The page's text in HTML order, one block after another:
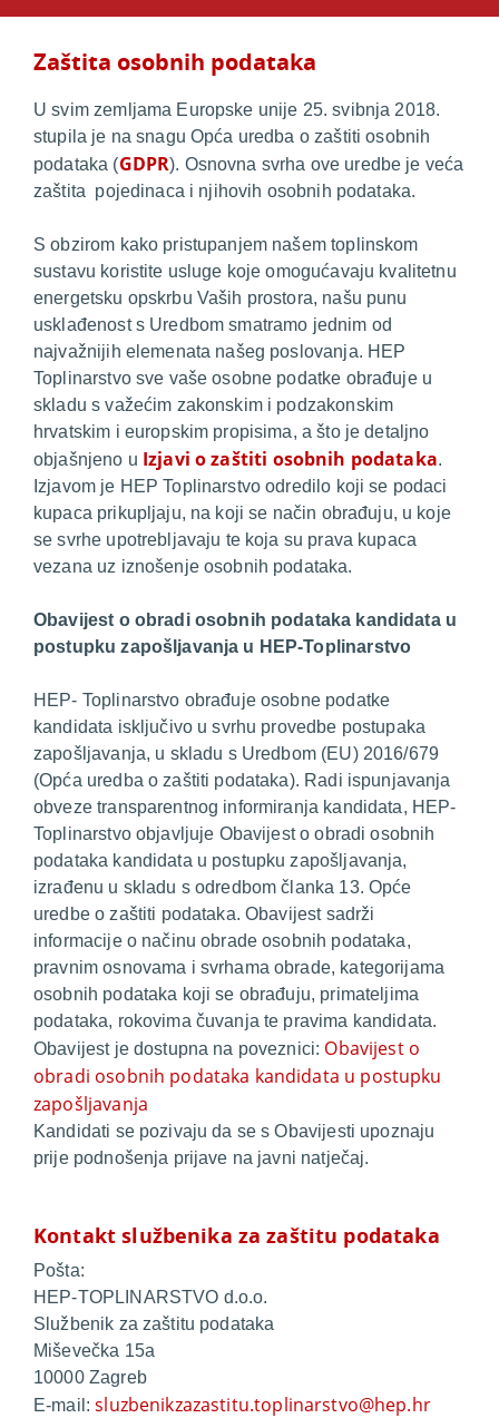
Zaštita osobnih podataka
U svim zemljama Europske unije 25. svibnja 2018.
stupila je na snagu Opća uredba o zaštiti osobnih
podataka (GDPR). Osnovna svrha ove uredbe je veća
zaštita pojedinaca i njihovih osobnih podataka.
S obzirom kako pristupanjem našem toplinskom
sustavu koristite usluge koje omogućavaju kvalitetnu
energetsku opskrbu Vaših prostora, našu punu
usklađenost s Uredbom smatramo jednim od
najvažnijih elemenata našeg poslovanja. HEP
Toplinarstvo sve vaše osobne podatke obrađuje u
skladu s važećim zakonskim i podzakonskim
hrvatskim i europskim propisima, a što je detaljno
objašnjeno u Izjavi o zaštiti osobnih podataka.
Izjavom je HEP Toplinarstvo odredilo koji se podaci
kupaca prikupljaju, na koji se način obrađuju, u koje
se svrhe upotrebljavaju te koja su prava kupaca
vezana uz iznošenje osobnih podataka.
Obavijest o obradi osobnih podataka kandidata u
postupku zapošljavanja u HEP-Toplinarstvo
HEP- Toplinarstvo obrađuje osobne podatke
kandidata isključivo u svrhu provedbe postupaka
zapošljavanja, u skladu s Uredbom (EU) 2016/679
(Opća uredba o zaštiti podataka). Radi ispunjavanja
obveze transparentnog informiranja kandidata, HEP-
Toplinarstvo objavljuje Obavijest o obradi osobnih
podataka kandidata u postupku zapošljavanja,
izrađenu u skladu s odredbom članka 13. Opće
uredbe o zaštiti podataka. Obavijest sadrži
informacije o načinu obrade osobnih podataka,
pravnim osnovama i svrhama obrade, kategorijama
osobnih podataka koji se obrađuju, primateljima
podataka, rokovima čuvanja te pravima kandidata.
Obavijest je dostupna na poveznici: Obavijest o
obradi osobnih podataka kandidata u postupku
zapošljavanja
Kandidati se pozivaju da se s Obavijesti upoznaju
prije podnošenja prijave na javni natječaj.
Kontakt službenika za zaštitu podataka
Pošta:
HEP-TOPLINARSTVO d.o.o.
Službenik za zaštitu podataka
Miševečka 15a
10000 Zagreb
E-mail:sluzbenikzazastitu.toplinarstvo@hep.hr